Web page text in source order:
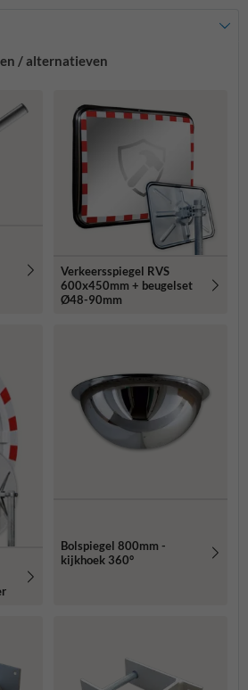
/ alternatieven
Verkeersspiegel RVS
600x450mm + beugelset
Ø48-90mm
Bolspiegel 800mm -
kijkhoek 360°